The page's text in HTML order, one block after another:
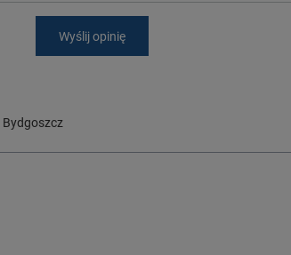
Wyślij opinię
Bydgoszcz